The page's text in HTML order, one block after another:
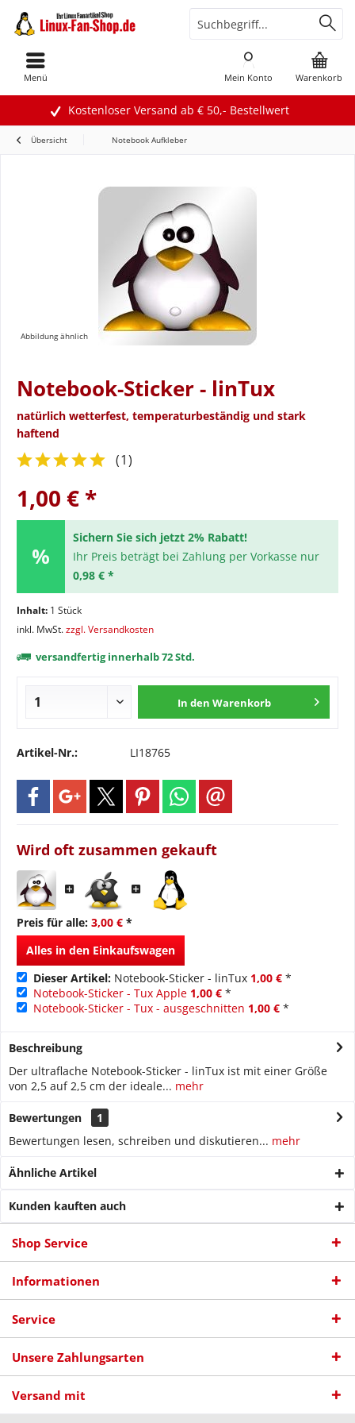
Kostenloser Versand ab € 50,- Bestellwert
Warenkorb
Mein Konto
Menü
Übersicht Notebook Aufkleber
Abbildung ähnlich
Notebook-Sticker - linTux
natürlich wetterfest, temperaturbeständig und stark
haftend
(1)
1,00 € *
Sichern Sie sich jetzt 2% Rabatt!
Ihr Preis beträgt bei Zahlung per Vorkasse nur
0,98 € *
Inhalt: 1 Stück
inkl. MwSt.zzgl. Versandkosten
versandfertig innerhalb 72 Std.
In den Warenkorb
Artikel-Nr.: LI18765
Wird oft zusammen gekauft
Preis für alle: 3,00 € *
Alles in den Einkaufswagen
Dieser Artikel: Notebook-Sticker - linTux 1,00 € *
Notebook-Sticker - Tux Apple 1,00 € *
Notebook-Sticker - Tux - ausgeschnitten 1,00 € *
Beschreibung
Der ultraflache Notebook-Sticker - linTux ist mit einer Größe
von 2,5 auf 2,5 cm der ideale... mehr
Bewertungen
1
Bewertungen lesen, schreiben und diskutieren... mehr
Ähnliche Artikel
Kunden kauften auch
Shop Service
Informationen
Service
Unsere Zahlungsarten
Versand mit